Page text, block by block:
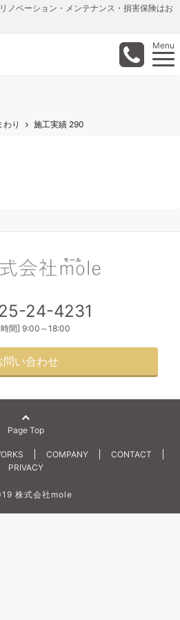
ノベーション・メンテナンス・損害保険はお
Menu
わり 施工実績 290
24-4231
間] 9:00～18:00
問い合わせ
Page Top
COMPANY
CONTACT
PRIVACY
株式会社mole